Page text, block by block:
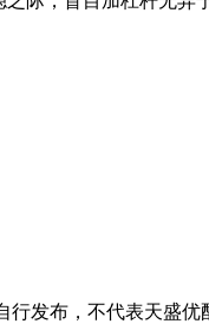
发布，不代表天盛优